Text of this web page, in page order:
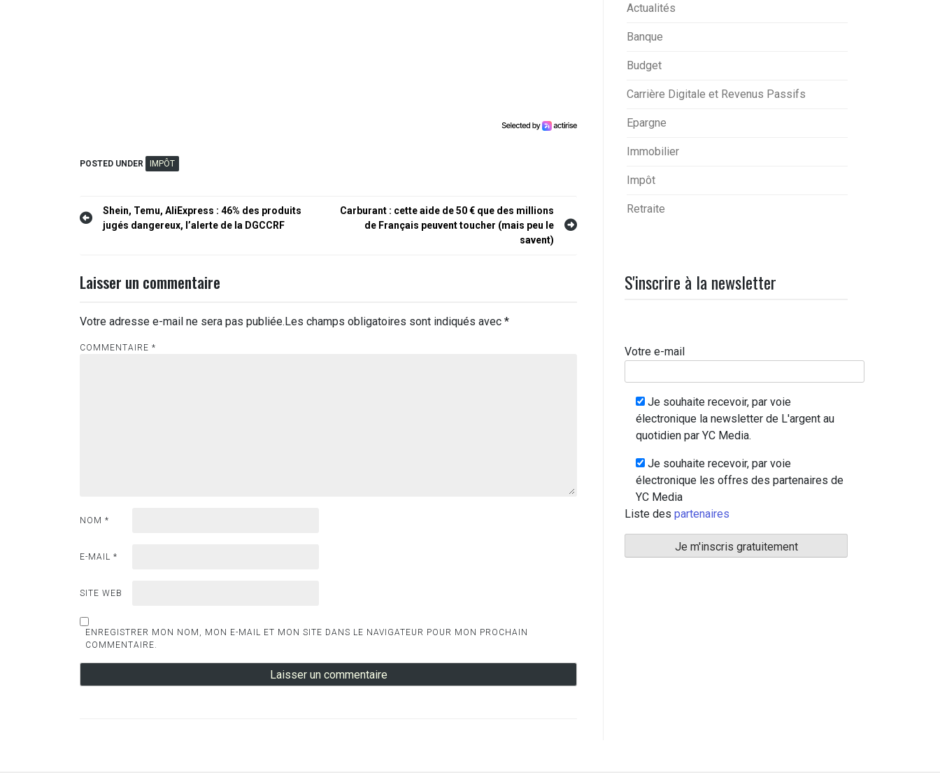
POSTED UNDER IMPÔT
Navigation
Shein, Temu, AliExpress : 46% des produits
jugés dangereux, l’alerte de la DGCCRF
Carburant : cette aide de 50 € que des millions
de Français peuvent toucher (mais peu le
savent)
Laisser un commentaire
Votre adresse e-mail ne sera pas publiée.Les champs obligatoires sont indiqués avec *
COMMENTAIRE *
NOM *
E-MAIL *
SITE WEB
ENREGISTRER MON NOM, MON E-MAIL ET MON SITE DANS LE NAVIGATEUR POUR MON PROCHAIN
COMMENTAIRE.
Actualités
Banque
Budget
Carrière Digitale et Revenus Passifs
Epargne
Immobilier
Impôt
Retraite
S'inscrire à la newsletter
Votre e-mail
Je souhaite recevoir, par voie
électronique la newsletter de L'argent au
quotidien par YC Media.
Je souhaite recevoir, par voie
électronique les offres des partenaires de
YC Media
Liste des partenaires